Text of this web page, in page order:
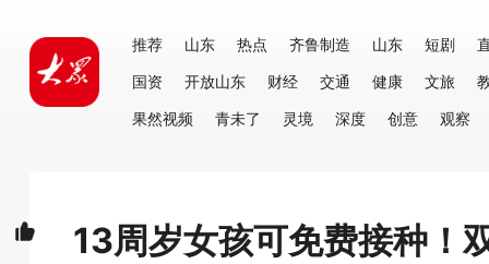
推荐 山东 热点 齐鲁制造 山东 短剧
国资
开放山东 财经 交通 健康 文旅
果然视频
青未了 灵境 深度 创意 观察
13周岁女孩可免费接种！